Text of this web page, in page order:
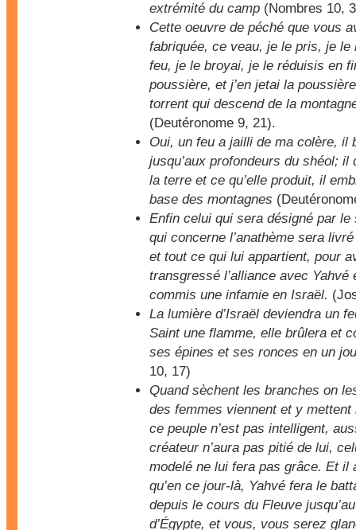
extrémité du camp (Nombres 10,
Cette oeuvre de péché que vous
fabriquée, ce veau, je le pris, je le
feu, je le broyai, je le réduisis en
poussière, et j’en jetai la
torrent qui descend de la
(Deutéronome 9, 21).
Oui, un feu a jailli de ma colère, il
jusqu’aux profondeurs du shéol; il
la terre et ce qu’elle produit, il
base des montagnes
Enfin celui qui sera désigné par le
qui concerne l’anathème sera
et tout ce qui lui appartient, pour
transgressé l’alliance avec Yahvé
commis une infamie en Israël.
La lumière d’Israël deviendra un
Saint une flamme, elle brûlera et
ses épines et ses ronces en un
10, 17)
Quand sèchent les branches on
des femmes viennent et y mettent
ce peuple n’est pas intelligent,
créateur n’aura pas pitié de lui,
modelé ne lui fera pas grâce. Et il
qu’en ce jour-là, Yahvé fera le
depuis le cours du Fleuve
d’Égypte, et vous, vous serez